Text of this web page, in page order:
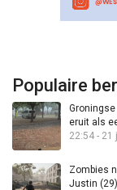
Populaire
eruit als
22:54 - 21
Zombies
Justin